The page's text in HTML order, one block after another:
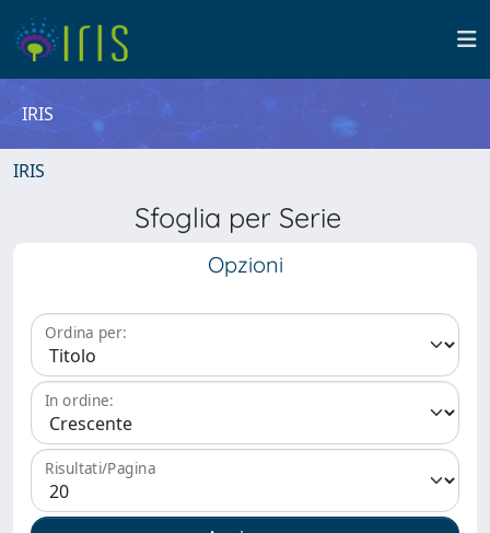
IRIS
IRIS
Sfoglia per Serie
Opzioni
Ordina per:
In ordine:
Risultati/Pagina